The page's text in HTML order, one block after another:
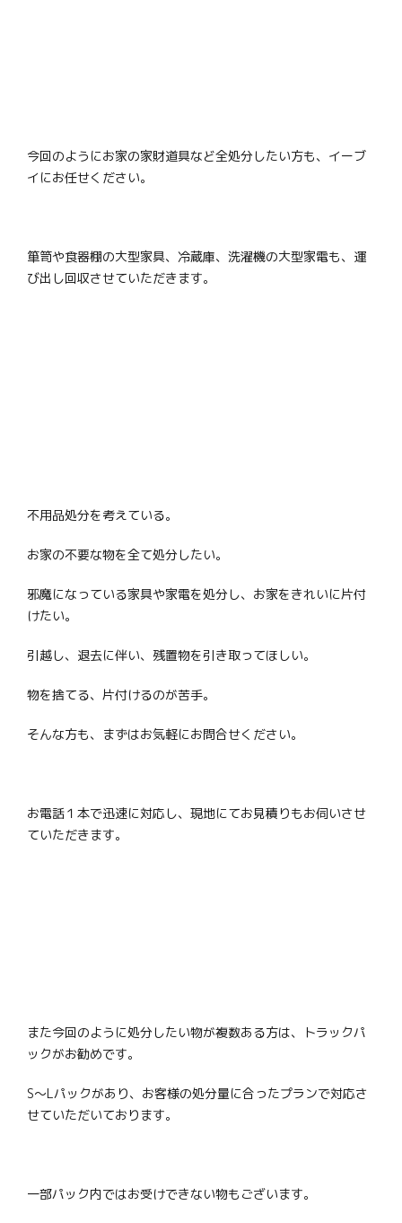
今回のようにお家の家財道具など全処分したい方も、イーブ
イにお任せください。
箪笥や食器棚の大型家具、冷蔵庫、洗濯機の大型家電も、運
び出し回収させていただきます。
不用品処分を考えている。
お家の不要な物を全て処分したい。
邪魔になっている家具や家電を処分し、お家をきれいに片付
けたい。
引越し、退去に伴い、残置物を引き取ってほしい。
物を捨てる、片付けるのが苦手。
そんな方も、まずはお気軽にお問合せください。
お電話１本で迅速に対応し、現地にてお見積りもお伺いさせ
ていただきます。
また今回のように処分したい物が複数ある方は、トラックパ
ックがお勧めです。
S～Lパックがあり、お客様の処分量に合ったプランで対応さ
せていただいております。
一部パック内ではお受けできない物もございます。